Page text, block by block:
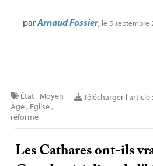
parArnaud Fossier, le 5 septembre
Télécharger l'article :
État, Moyen
Âge, Eglise,
réforme
Les Cathares ont-ils